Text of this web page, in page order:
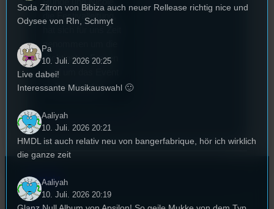
die Festivalleitung,
genommen um die
wichtigsten Fragen
rund um das Event
zu beantworten.
Kontakt
Soda Zitron von Bibiza auch neuer Rellease richtig nice und
Odysee von RIn, Schmyt
Pa
10. Juli. 2026 20:25
Live dabei!
Interessante Musikauswahl 🙂
Aaliyah
10. Juli. 2026 20:21
HMDL ist auch relativ neu von bangerfabrique, hör ich wirklich
die ganze zeit
Aaliyah
10. Juli. 2026 20:19